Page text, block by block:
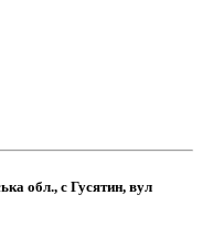
обл., с Гусятин, вул